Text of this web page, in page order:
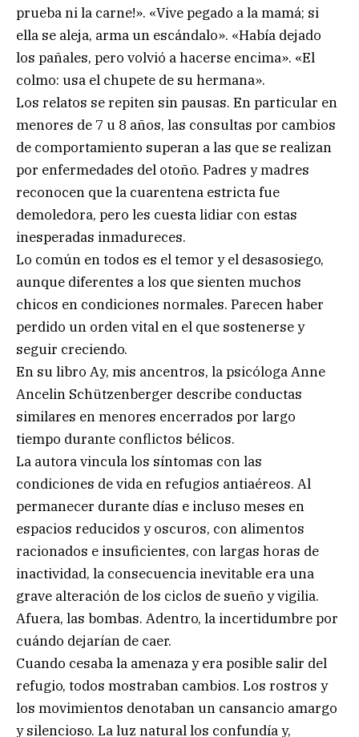
prueba ni la carne!». «Vive pegado a la mamá; si
ella se aleja, arma un escándalo». «Había dejado
los pañales, pero volvió a hacerse encima». «El
colmo: usa el chupete de su hermana».
Los relatos se repiten sin pausas. En particular en
menores de 7 u 8 años, las consultas por cambios
de comportamiento superan a las que se realizan
por enfermedades del otoño. Padres y madres
reconocen que la cuarentena estricta fue
demoledora, pero les cuesta lidiar con estas
inesperadas inmadureces.
Lo común en todos es el temor y el desasosiego,
aunque diferentes a los que sienten muchos
chicos en condiciones normales. Parecen haber
perdido un orden vital en el que sostenerse y
seguir creciendo.
En su libro Ay, mis ancentros, la psicóloga Anne
Ancelin Schützenberger describe conductas
similares en menores encerrados por largo
tiempo durante conflictos bélicos.
La autora vincula los síntomas con las
condiciones de vida en refugios antiaéreos. Al
permanecer durante días e incluso meses en
espacios reducidos y oscuros, con alimentos
racionados e insuficientes, con largas horas de
inactividad, la consecuencia inevitable era una
grave alteración de los ciclos de sueño y vigilia.
Afuera, las bombas. Adentro, la incertidumbre por
cuándo dejarían de caer.
Cuando cesaba la amenaza y era posible salir del
refugio, todos mostraban cambios. Los rostros y
los movimientos denotaban un cansancio amargo
y silencioso. La luz natural los confundía y,